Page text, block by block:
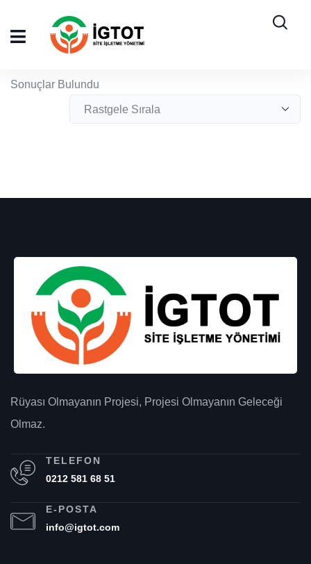
Sonuçlar Bulundu
Rüyası Olmayanın Projesi, Projesi Olmayanın Geleceği
Olmaz.
TELEFON
0212 581 68 51
E-POSTA
info@igtot.com